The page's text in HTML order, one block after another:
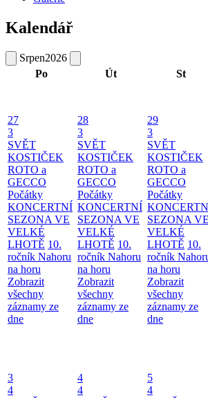
Kalendář
Srpen2026
Po
Út St
27
3
SVĚT
KOSTIČEK
ROTO a
GECCO
Počátky
KONCERTNÍ
SEZONA VE
VELKÉ
LHOTĚ 10.
ročník Nahoru
na horu
Zobrazit
všechny
záznamy ze
dne
28
3
SVĚT
KOSTIČEK
ROTO a
GECCO
Počátky
KONCERTNÍ
SEZONA VE
VELKÉ
LHOTĚ 10.
ročník Nahoru
na horu
Zobrazit
všechny
záznamy ze
dne
29
3
SVĚT
KOSTIČEK
ROTO a
GECCO
Počátky
SEZONA VE
VELKÉ
LHOTĚ 10.
ročník
na horu
Zobrazit
všechny
záznamy ze
dne
3
4
4
4
5
4